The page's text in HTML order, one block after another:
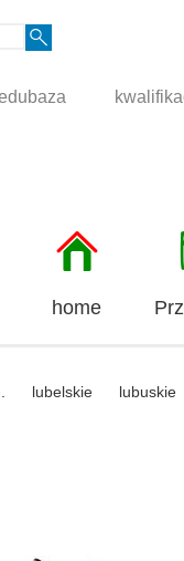
home
lubelskie lubuskie